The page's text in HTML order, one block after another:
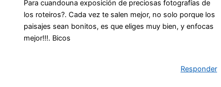
Para cuandouna exposición de preciosas fotografías de
los roteiros?. Cada vez te salen mejor, no solo porque los
paisajes sean bonitos, es que eliges muy bien, y enfocas
mejor!!!. Bicos
Responder